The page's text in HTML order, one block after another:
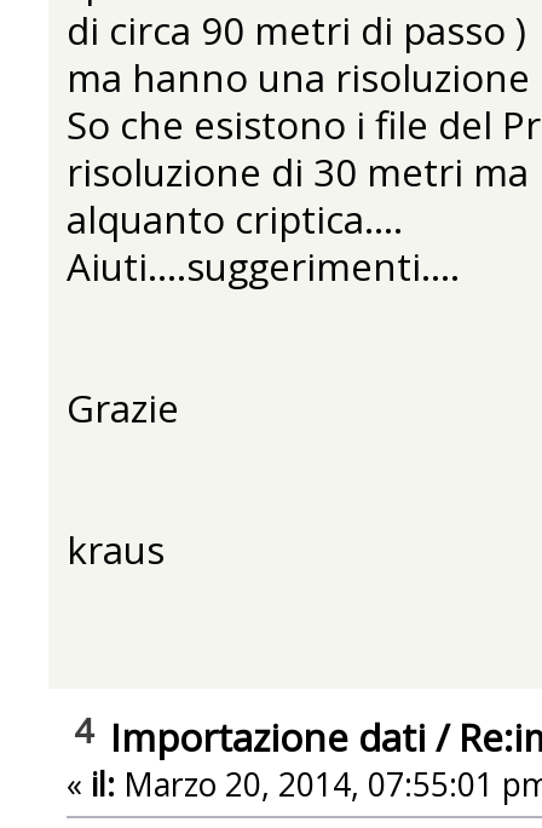
di circa 90 metri di passo )
ma hanno una
So che esistono i file del
risoluzione di 30 metri
alquanto criptica....
Aiuti....suggerimenti....
Grazie
kraus
4 Importazione dati /
« il: Marzo 20, 2014, 07:55:01